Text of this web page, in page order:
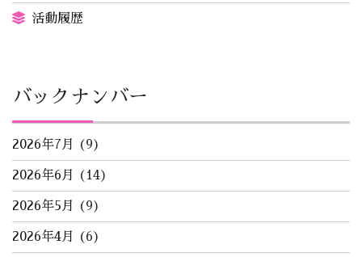
活動履歴
バックナンバー
2026年7月 (9)
2026年6月 (14)
2026年5月 (9)
2026年4月 (6)